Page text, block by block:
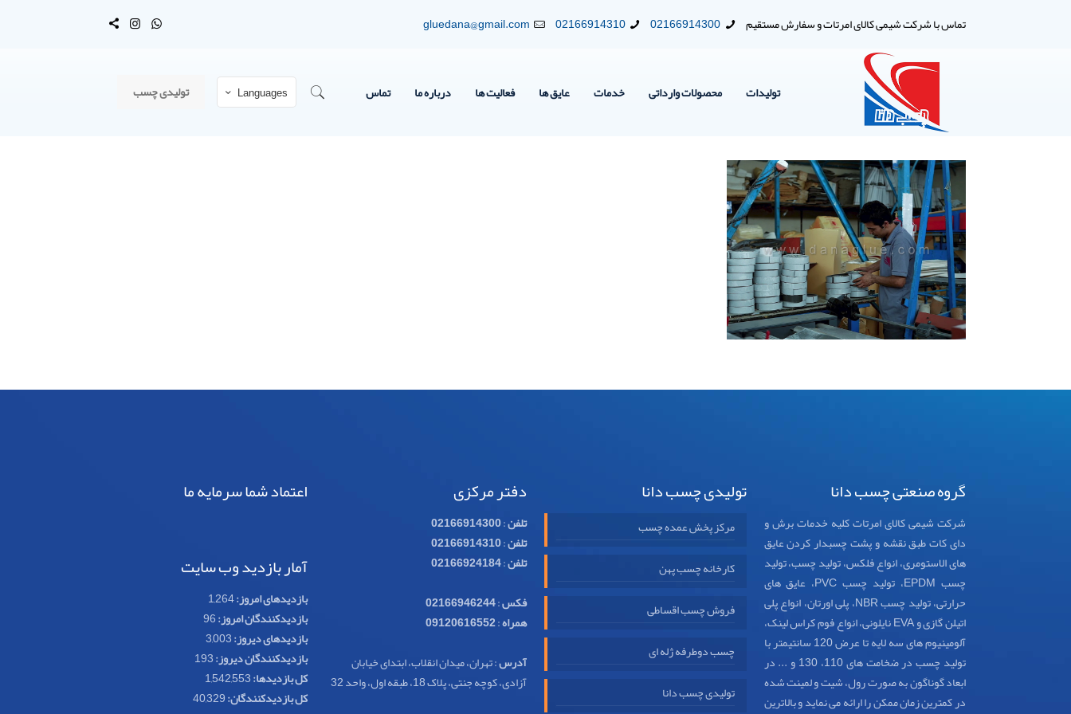
تماس با شرکت شیمی کالای امرتات و سفارش مستقیم 02166914300
02166914310
gluedana@gmail.com
تولیدات محصولات وارداتی خدمات عایق ها فعالیت ها درباره ما تماس Languages تولیدی چسب
گروه صنعتی چسب دانا
شرکت شیمی کالای امرتات کلیه خدمات برش و
دای کات طبق نقشه و پشت چسبدار کردن عایق
های الاستومری، انواع فلکس، تولید چسب، تولید
چسب EPDM، تولید چسب PVC، عایق های
حرارتی، تولید چسب NBR، پلی اورتان، انواع پلی
اتیلن گازی و EVA نایلونی، انواع فوم کراس لینک،
آلومینیوم های سه لایه تا عرض 120 سانتیمتر با
تولید چسب در ضخامت های 110، 130 و ... در
ابعاد گوناگون به صورت رول، شیت و لمینت شده
در کمترین زمان ممکن را ارائه می نماید و بالاترین
تولیدی چسب دانا
مرکز پخش عمده چسب
کارخانه چسب پهن
فروش چسب اقساطی
چسب دوطرفه ژله ای
تولیدی چسب دانا
دفتر مرکزی
تلفن:
02166914300
تلفن:
02166914310
تلفن:
02166924184
فکس:
02166946244
همراه:
09120616552
آدرس: تهران، میدان انقلاب، ابتدای خیابان
آزادی، کوچه جنتی، پلاک 18، طبقه اول، واحد 32
اعتماد شما سرمایه ما
آمار بازدید وب سایت
بازدیدهای امروز:1,264
بازدیدکنندگان امروز:96
بازدیدهای دیروز:3,003
بازدیدکنندگان دیروز:193
کل بازدیدها:1,542,553
کل بازدیدکنند‌گان:40,329